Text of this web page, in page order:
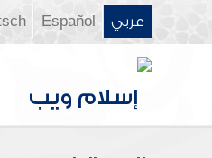
عربي Español